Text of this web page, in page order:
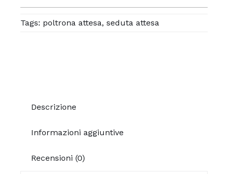
Tags: poltrona attesa, seduta attesa
Descrizione
Informazioni aggiuntive
Recensioni (0)